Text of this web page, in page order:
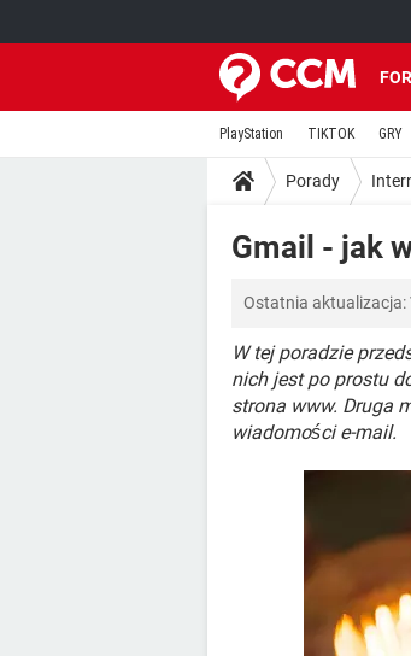
PlayStation TIKTOK GRY
Porady
Gmail - jak
Ostatnia aktualizacja:
W tej poradzie
nich jest po prostu
strona www. Druga
wiadomości e-mail.